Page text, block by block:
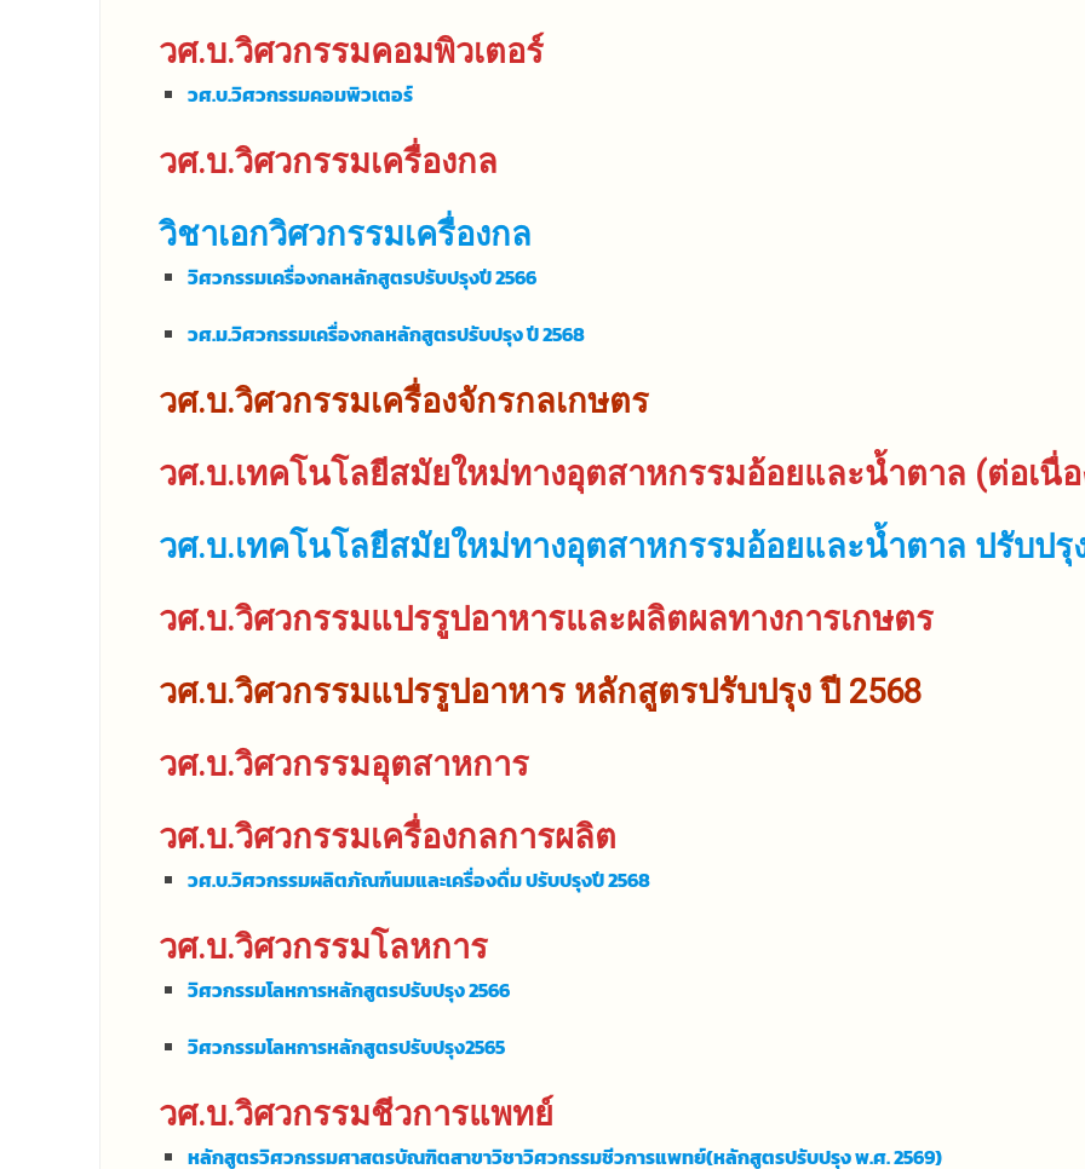
วศ.บ.วิศวกรรมคอมพิวเตอร์
วศ.บ.วิศวกรรมคอมพิวเตอร์
วศ.บ.วิศวกรรมเครื่องกล
วิชาเอกวิศวกรรมเครื่องกล
วิศวกรรมเครื่องกลหลักสูตรปรับปรุงปี 2566
วศ.ม.วิศวกรรมเครื่องกลหลักสูตรปรับปรุง ปี 2568
วศ.บ.วิศวกรรมเครื่องจักรกลเกษตร
วศ.บ.เทคโนโลยีสมัยใหม่ทางอุตสาหกรรมอ้อยและน้ำตาล (ต่อเนื่
วศ.บ.เทคโนโลยีสมัยใหม่ทางอุตสาหกรรมอ้อยและน้ำตาล ปรับปรุ
วศ.บ.วิศวกรรมแปรรูปอาหารและผลิตผลทางการเกษตร
วศ.บ.วิศวกรรมแปรรูปอาหาร หลักสูตรปรับปรุง ปี 2568
วศ.บ.วิศวกรรมอุตสาหการ
วศ.บ.วิศวกรรมเครื่องกลการผลิต
วศ.บ.วิศวกรรมผลิตภัณฑ์นมและเครื่องดื่ม ปรับปรุงปี 2568
วศ.บ.วิศวกรรมโลหการ
วิศวกรรมโลหการหลักสูตรปรับปรุง 2566
วิศวกรรมโลหการหลักสูตรปรับปรุง2565
วศ.บ.วิศวกรรมชีวการแพทย์
หลักสูตรวิศวกรรมศาสตรบัณฑิตสาขาวิชาวิศวกรรมชีวการแพทย์(หลักสูตรปรับปรุง พ.ศ. 2569)